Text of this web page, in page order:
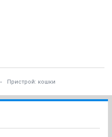
Пристрой: кошки